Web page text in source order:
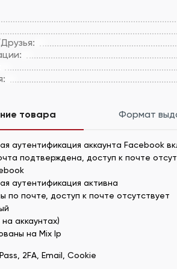
товара Формат
аутентификация аккаунта Facebook
подтверждена, доступ к почте
аутентификация активна
по почте, доступ к почте отсутствует
аккаунтах)
на Mix Ip
2FA, Email, Cookie